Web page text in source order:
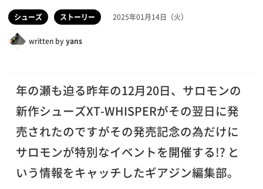
シューズ ストーリー 2025年01月14日（火）
written byyans
年の瀬も迫る昨年の12月20日、サロモンの
新作シューズXT-WHISPERがその翌日に発
売されたのですがその発売記念の為だけに
サロモンが特別なイベントを開催する!? と
いう情報をキャッチしたギアジン編集部。